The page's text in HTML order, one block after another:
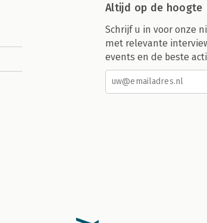
Altijd op de hoogte
Schrijf u in voor onze
met relevante
events en de beste